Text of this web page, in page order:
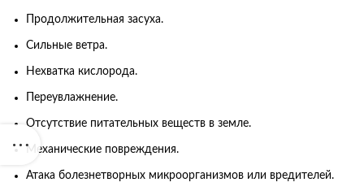
Продолжительная засуха.
Сильные ветра.
Нехватка кислорода.
Переувлажнение.
Отсутствие питательных веществ в земле.
Механические повреждения.
Атака болезнетворных микроорганизмов или вредителей.